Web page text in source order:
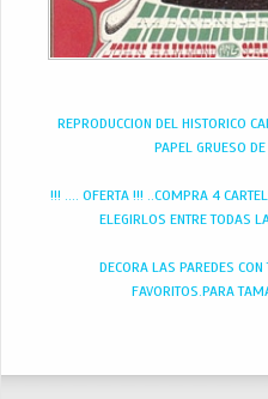
REPRODUCCION DEL HISTORICO
PAPEL GRUESO
!!! .... OFERTA !!! ..COMPRA 4
ELEGIRLOS ENTRE TODAS
DECORA LAS PAREDES
FAVORITOS.PARA